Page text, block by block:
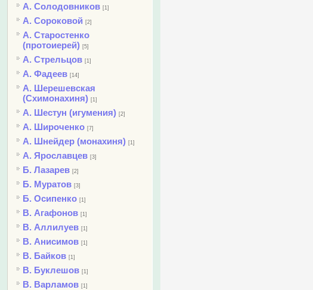
А. Солодовников [1]
А. Сороковой [2]
А. Старостенко
(протоиерей) [5]
А. Стрельцов [1]
А. Фадеев [14]
А. Шерешевская
(Схимонахиня) [1]
А. Шестун (игумения) [2]
А. Широченко [7]
А. Шнейдер (монахиня) [1]
А. Ярославцев [3]
Б. Лазарев [2]
Б. Муратов [3]
Б. Осипенко [1]
В. Агафонов [1]
В. Аллилуев [1]
В. Анисимов [1]
В. Байков [1]
В. Буклешов [1]
В. Варламов [1]